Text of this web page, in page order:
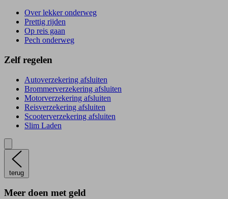
Over lekker onderweg
Prettig rijden
Op reis gaan
Pech onderweg
Zelf regelen
Autoverzekering afsluiten
Brommerverzekering afsluiten
Motorverzekering afsluiten
Reisverzekering afsluiten
Scooterverzekering afsluiten
Slim Laden
terug
Meer doen met geld